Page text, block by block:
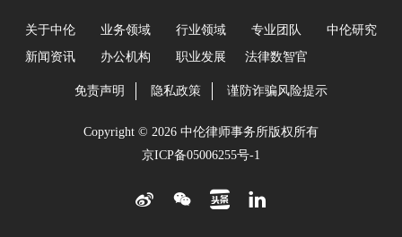
关于中伦 业务领域 行业领域 专业团队
中伦研究
新闻资讯
办公机构 职业发展 法律数智官
免责声明 隐私政策 谨防诈骗风险提示
Copyright © 2026 中伦律师事务所版权所有
京ICP备05006255号-1